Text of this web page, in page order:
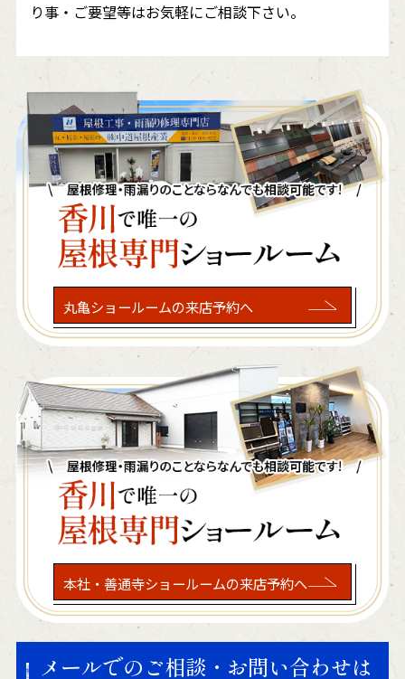
り事・ご要望等はお気軽にご相談下さい。
丸亀ショールームの来店予約へ
本社・善通寺ショールームの来店予約へ
メールでのご相談・お問い合わせは